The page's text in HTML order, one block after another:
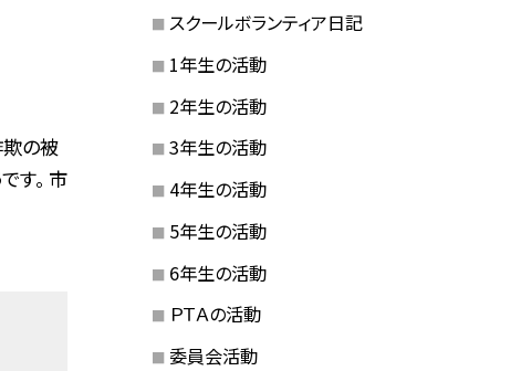
欺の被
す。 市
スクールボランティア日記
1年生の活動
2年生の活動
3年生の活動
4年生の活動
5年生の活動
6年生の活動
ＰＴＡの活動
委員会活動